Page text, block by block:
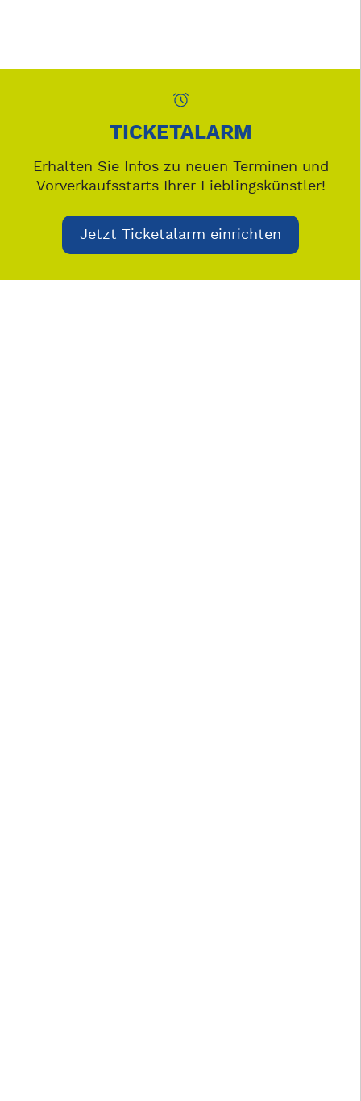
TICKETALARM
Erhalten Sie Infos zu neuen Terminen und
Vorverkaufsstarts Ihrer Lieblingskünstler!
Jetzt Ticketalarm einrichten